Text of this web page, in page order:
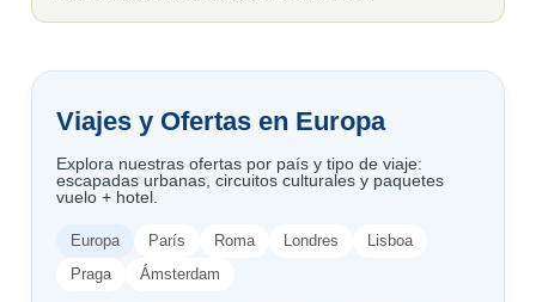
Viajes y Ofertas en Europa
Explora nuestras ofertas por país y tipo de viaje:
escapadas urbanas, circuitos culturales y paquetes
vuelo + hotel.
Europa París Roma Londres
Lisboa
Praga
Ámsterdam